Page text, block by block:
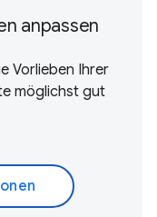
anpassen
Vorlieben Ihrer
möglichst gut